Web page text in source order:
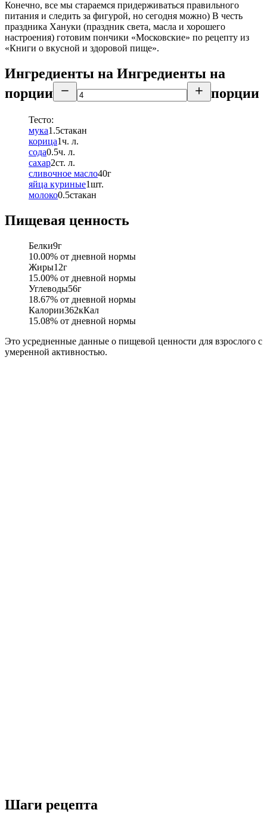
Конечно, все мы стараемся придерживаться правильного
питания и следить за фигурой, но сегодня можно) В честь
праздника Хануки (праздник света, масла и хорошего
настроения) готовим пончики «Московские» по рецепту из
«Книги о вкусной и здоровой пище».
Ингредиенты на Ингредиенты на
порции
порции
Тесто:
мука1.5стакан
корица1ч. л.
сода0.5ч. л.
сахар2ст. л.
сливочное масло40г
яйца куриные1шт.
молоко0.5стакан
Пищевая ценность
Белки9г
10.00% от дневной нормы
Жиры12г
15.00% от дневной нормы
Углеводы56г
18.67% от дневной нормы
Калории362кКал
15.08% от дневной нормы
Это усредненные данные о пищевой ценности для взрослого с
умеренной активностью.
Шаги рецепта